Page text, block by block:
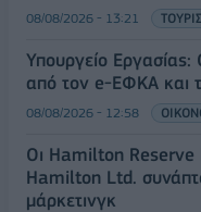
08/08/2026 - 13:21
Υπουργείο
από τον e-ΕΦΚΑ και
08/08/2026 - 12:58
Οι Hamilton Reserve
Hamilton Ltd.
μάρκετινγκ